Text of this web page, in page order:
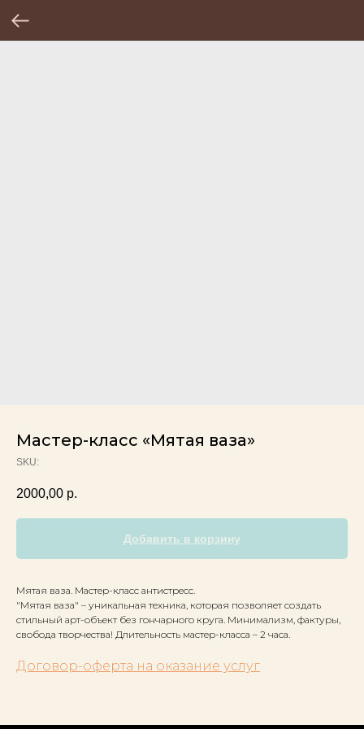
Мастер-класс «Мятая ваза»
SKU:
2000,00 р.
Добавить в корзину
Мятая ваза. Мастер-класс антистресс.
"Мятая ваза" – уникальная техника, которая позволяет создать
стильный арт-объект без гончарного круга. Минимализм, фактуры,
свобода творчества! Длительность мастер-класса – 2 часа.
Договор-оферта на оказание услуг